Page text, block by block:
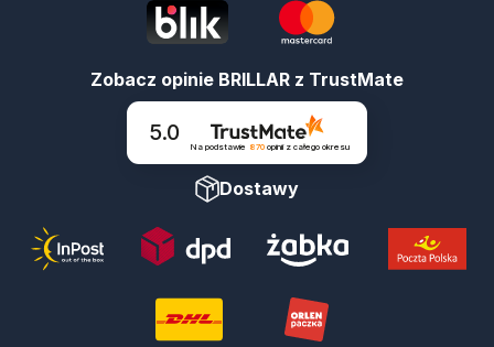
Zobacz opinie BRILLAR z TrustMate
5.0
Na podstawie 870 opinii z całego okresu
Dostawy